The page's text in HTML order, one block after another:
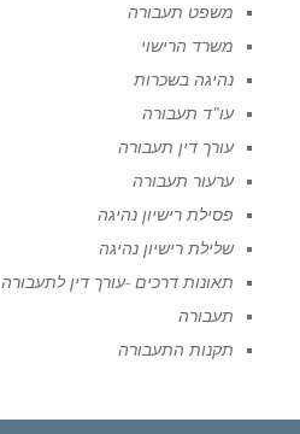
משפט תעבורה
משרד הרישוי
נהיגה בשכרות
עו"ד תעבורה
עורך דין תעבורה
ערעור תעבורה
פסילת רישיון נהיגה
שלילת רישיון נהיגה
תאונות דרכים -עורך דין לתעבורה
תעבורה
תקנות התעבורה